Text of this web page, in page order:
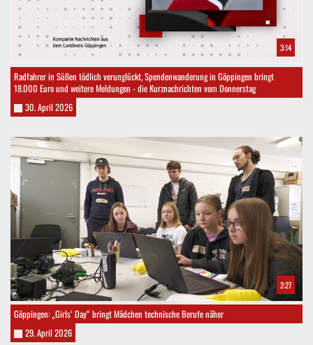
3:14
Radfahrer in Süßen tödlich verunglückt, Spendenwanderung in Göppingen bringt
18.000 Euro und weitere Meldungen - die Kurznachrichten vom Donnerstag
30. April 2026
2:27
Göppingen: „Girls‘ Day“ bringt Mädchen technische Berufe näher
29. April 2026